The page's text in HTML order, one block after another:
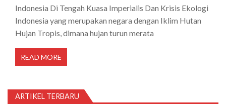
Indonesia Di Tengah Kuasa Imperialis Dan Krisis Ekologi
Indonesia yang merupakan negara dengan Iklim Hutan
Hujan Tropis, dimana hujan turun merata
READ MORE
ARTIKEL TERBARU